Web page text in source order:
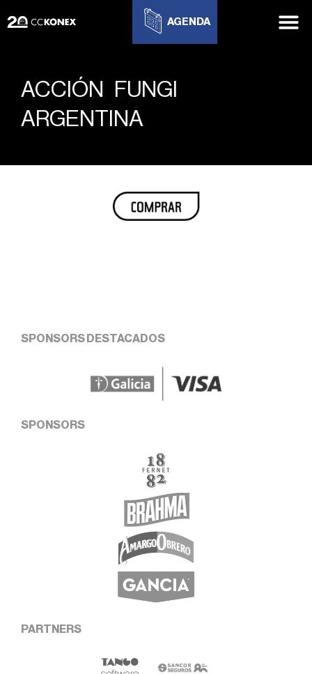
AGENDA
ACCIÓN FUNGI
ARGENTINA
SPONSORS DESTACADOS
SPONSORS
PARTNERS